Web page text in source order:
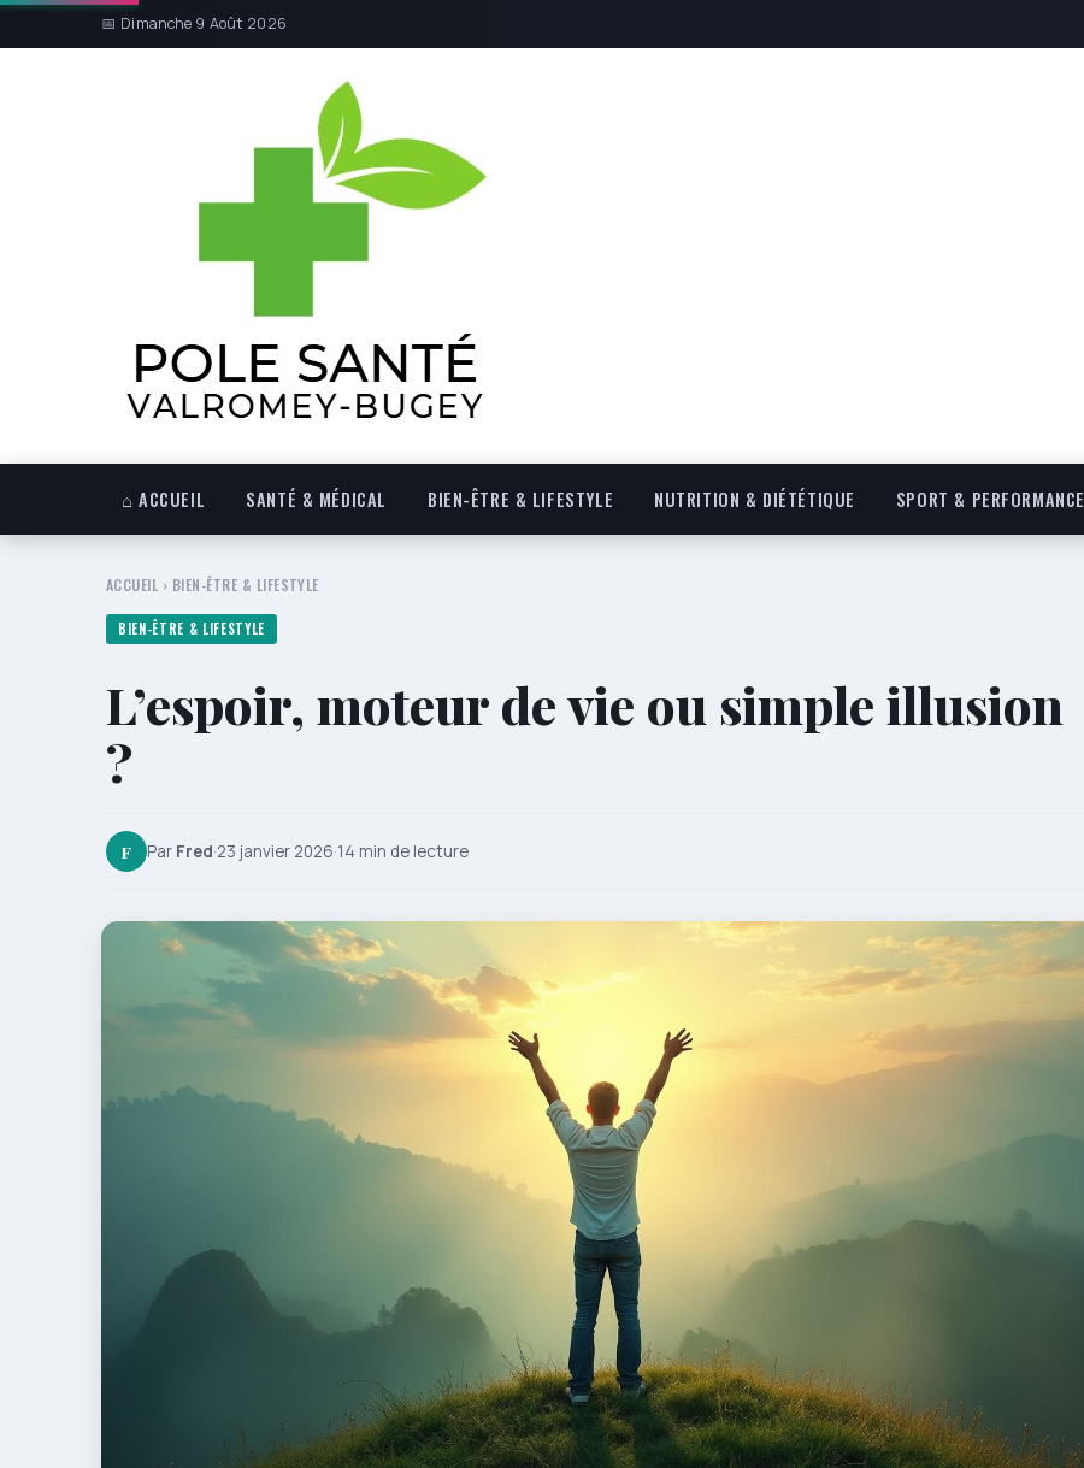
📅 Dimanche 9 Août 2026
⌂ ACCUEIL SANTÉ & MÉDICAL BIEN-ÊTRE & LIFESTYLE NUTRITION & DIÉTÉTIQUE SPORT & PERFORMANCE
ACCUEIL › BIEN-ÊTRE & LIFESTYLE
BIEN-ÊTRE & LIFESTYLE
L’espoir, moteur de vie ou simple illusion
?
F Par Fred·23 janvier 2026·14 min de lecture